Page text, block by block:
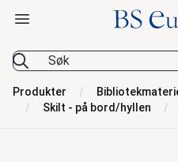
BS Eurobib
Åpne hovedmeny
Produkter
Skilt - på bord/hyllen